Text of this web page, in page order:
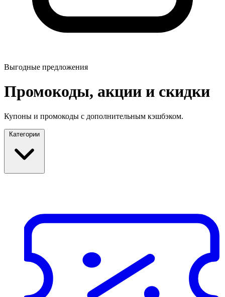
Выгодные предложения
Промокоды, акции и скидки
Купоны и промокоды с дополнительным кэшбэком.
Категории